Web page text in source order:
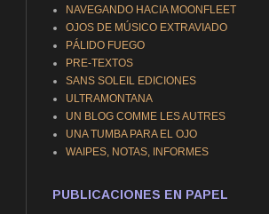
NAVEGANDO HACIA MOONFLEET
OJOS DE MÚSICO EXTRAVIADO
PÁLIDO FUEGO
PRE-TEXTOS
SANS SOLEIL EDICIONES
ULTRAMONTANA
UN BLOG COMME LES AUTRES
UNA TUMBA PARA EL OJO
WAIPES, NOTAS, INFORMES
PUBLICACIONES EN PAPEL